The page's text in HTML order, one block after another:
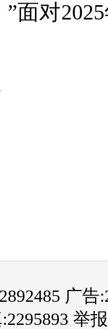
面对
广告
举